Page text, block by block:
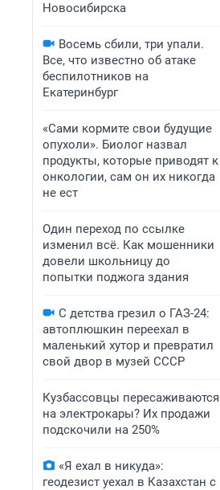
Новосибирска
Восемь сбили, три упали.
Все, что известно об атаке
беспилотников на
Екатеринбург
«Сами кормите свои будущие
опухоли». Биолог назвал
продукты, которые приводят к
онкологии, сам он их никогда
не ест
Один переход по ссылке
изменил всё. Как мошенники
довели школьницу до
попытки поджога здания
С детства грезил о ГАЗ-24:
автоплюшкин переехал в
маленький хутор и превратил
свой двор в музей СССР
Кузбассовцы пересаживаются
на электрокары? Их продажи
подскочили на 250%
«Я ехал в никуда»:
геодезист уехал в Казахстан с